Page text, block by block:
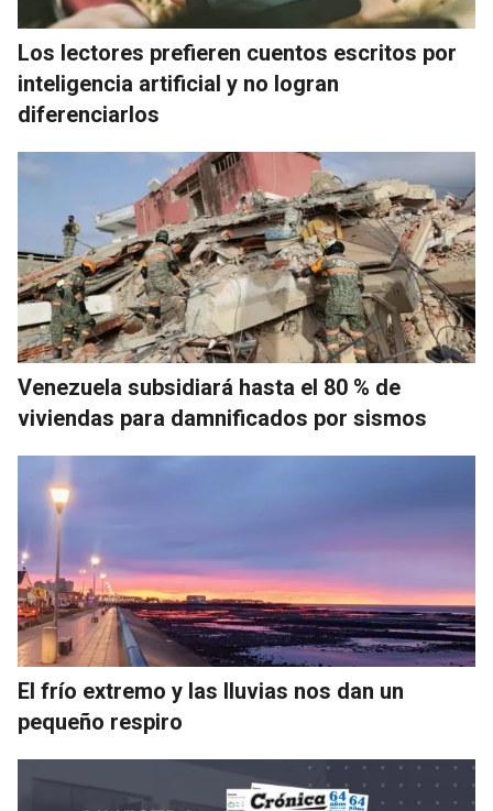
Los lectores prefieren cuentos escritos por
inteligencia artificial y no logran
diferenciarlos
Venezuela subsidiará hasta el 80 % de
viviendas para damnificados por sismos
El frío extremo y las lluvias nos dan un
pequeño respiro